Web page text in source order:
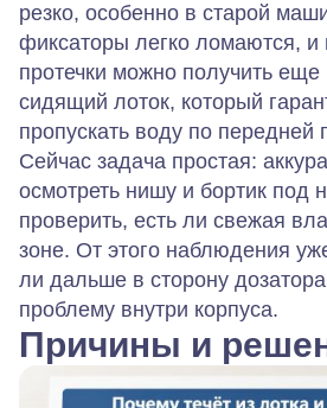
резко, особенно в старой
фиксаторы легко ломаются, и
протечки можно получить еще
сидящий лоток, который
пропускать воду по передней
Сейчас задача простая:
осмотреть нишу и бортик под
проверить, есть ли свежая
зоне. От этого наблюдения
ли дальше в сторону
проблему внутри корпуса.
Причины и